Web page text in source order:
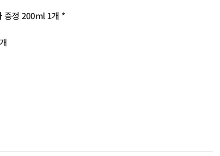
증정 200ml 1개 *